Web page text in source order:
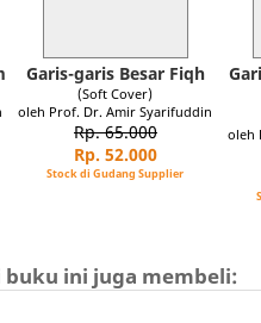
Garis-garis Besar Fiqh
(Soft Cover)
oleh Prof. Dr. Amir Syarifuddin
Rp. 65.000
Rp. 52.000
Stock di Gudang Supplier
oleh
ini juga membeli: